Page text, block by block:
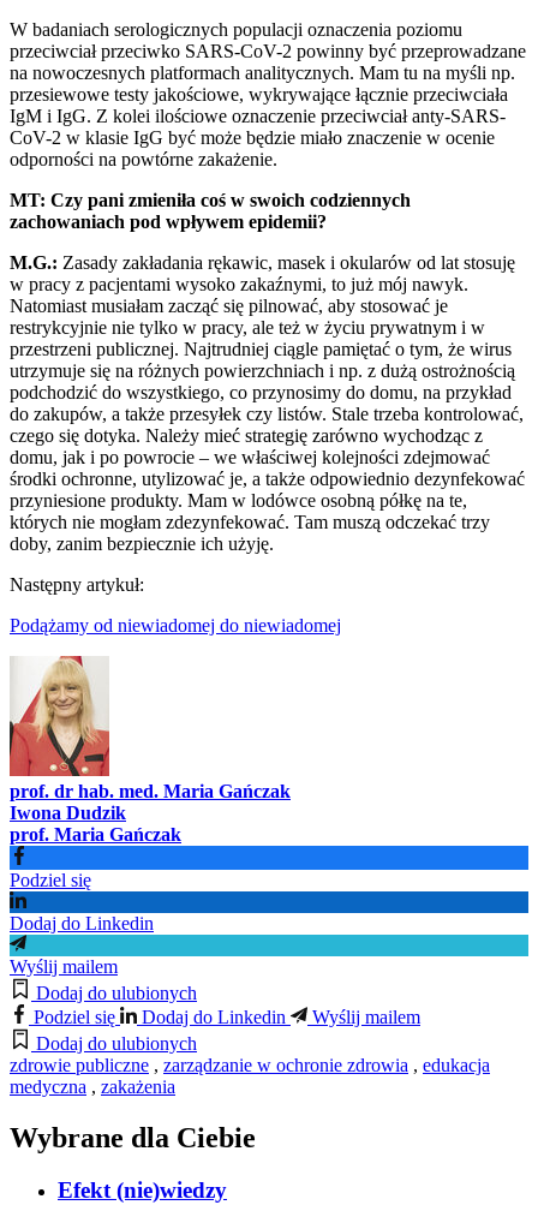
W badaniach serologicznych populacji oznaczenia poziomu
przeciwciał przeciwko SARS-CoV-2 powinny być przeprowadzane
na nowoczesnych platformach analitycznych. Mam tu na myśli np.
przesiewowe testy jakościowe, wykrywające łącznie przeciwciała
IgM i IgG. Z kolei ilościowe oznaczenie przeciwciał anty-SARS-
CoV-2 w klasie IgG być może będzie miało znaczenie w ocenie
odporności na powtórne zakażenie.
MT: Czy pani zmieniła coś w swoich codziennych
zachowaniach pod wpływem epidemii?
M.G.: Zasady zakładania rękawic, masek i okularów od lat stosuję
w pracy z pacjentami wysoko zakaźnymi, to już mój nawyk.
Natomiast musiałam zacząć się pilnować, aby stosować je
restrykcyjnie nie tylko w pracy, ale też w życiu prywatnym i w
przestrzeni publicznej. Najtrudniej ciągle pamiętać o tym, że wirus
utrzymuje się na różnych powierzchniach i np. z dużą ostrożnością
podchodzić do wszystkiego, co przynosimy do domu, na przykład
do zakupów, a także przesyłek czy listów. Stale trzeba kontrolować,
czego się dotyka. Należy mieć strategię zarówno wychodząc z
domu, jak i po powrocie – we właściwej kolejności zdejmować
środki ochronne, utylizować je, a także odpowiednio dezynfekować
przyniesione produkty. Mam w lodówce osobną półkę na te,
których nie mogłam zdezynfekować. Tam muszą odczekać trzy
doby, zanim bezpiecznie ich użyję.
Następny artykuł:
Podążamy od niewiadomej do niewiadomej
prof. dr hab. med. Maria Gańczak
Iwona Dudzik
prof. Maria Gańczak
Podziel się
Dodaj do Linkedin
Wyślij mailem
Dodaj do ulubionych
Podziel się
Dodaj do Linkedin
Wyślij mailem
Dodaj do ulubionych
zdrowie publiczne , zarządzanie w ochronie zdrowia , edukacja
medyczna , zakażenia
Wybrane dla Ciebie
Efekt (nie)wiedzy